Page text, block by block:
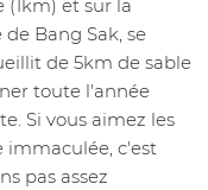
(1km) et sur la
Bang Sak, se
de 5km de sable
toute l'année
Si vous aimez les
immaculée, c'est
pas assez